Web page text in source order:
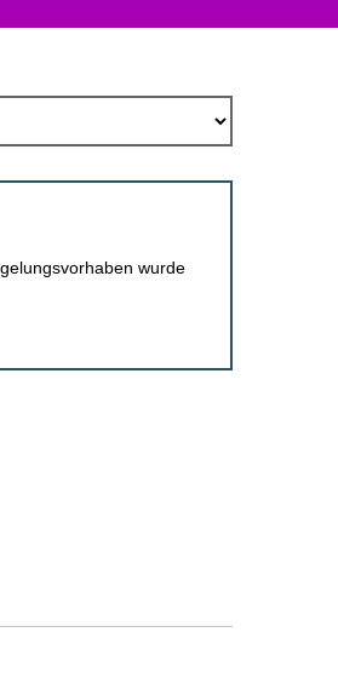
wurde